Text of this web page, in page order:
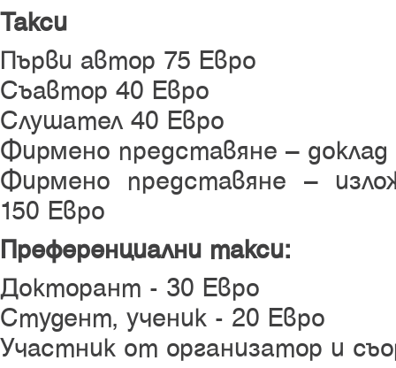
Такси
Първи автор 75 Евро
Съавтор 40 Евро
Слушател 40 Евро
Фирмено представяне – доклад
Фирмено представяне –
150 Евро
Преференциални такси:
Докторант - 30 Евро
Студент, ученик - 20 Евро
Участник от организатор и